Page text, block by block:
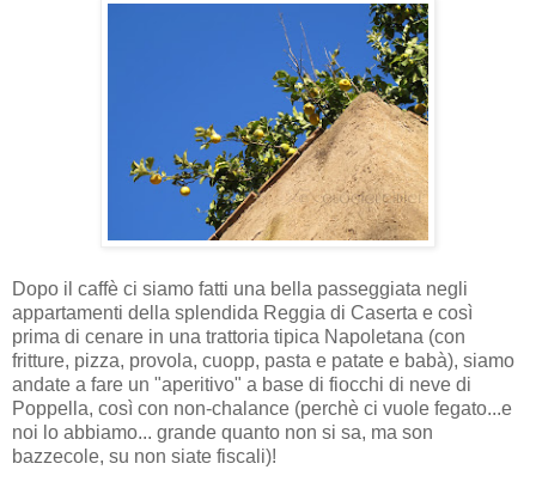
Dopo il caffè ci siamo fatti una bella passeggiata negli
appartamenti della splendida Reggia di Caserta e così
prima di cenare in una trattoria tipica Napoletana (con
fritture, pizza, provola, cuopp, pasta e patate e babà), siamo
andate a fare un "aperitivo" a base di fiocchi di neve di
Poppella, così con non-chalance (perchè ci vuole fegato...e
noi lo abbiamo... grande quanto non si sa, ma son
bazzecole, su non siate fiscali)!